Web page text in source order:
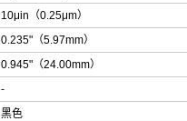
10μin（0.25μm）
0.235"（5.97mm）
0.945"（24.00mm）
-
黑色